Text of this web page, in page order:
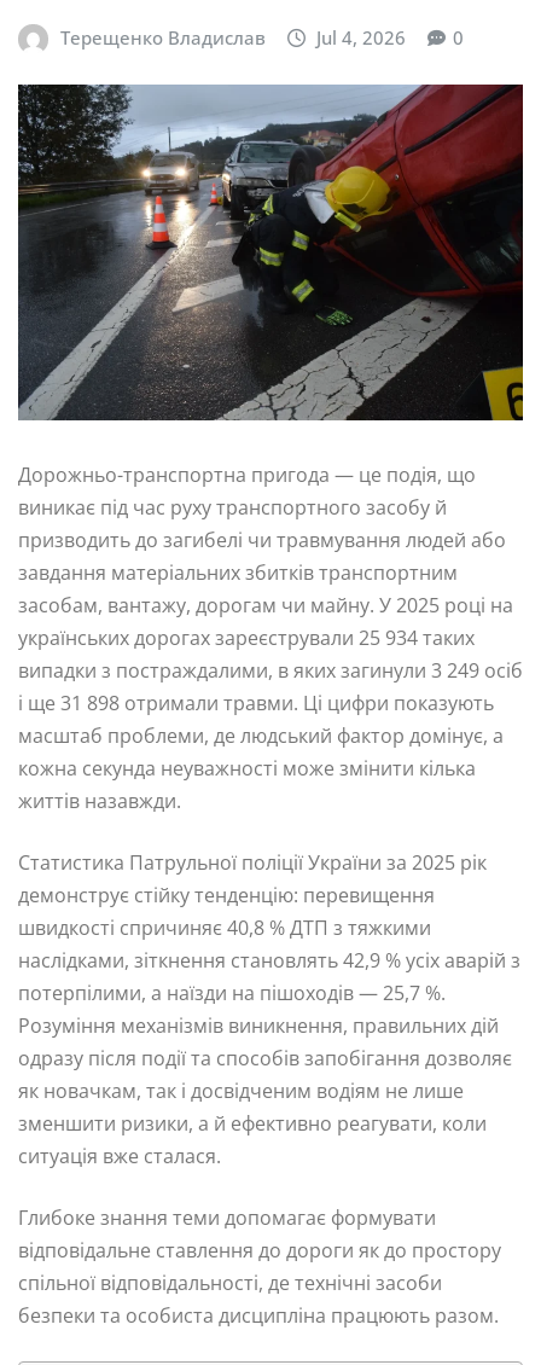
Терещенко Владислав Jul 4, 2026 0
Дорожньо-транспортна пригода — це подія, що
виникає під час руху транспортного засобу й
призводить до загибелі чи травмування людей або
завдання матеріальних збитків транспортним
засобам, вантажу, дорогам чи майну. У 2025 році на
українських дорогах зареєстрували 25 934 таких
випадки з постраждалими, в яких загинули 3 249 осіб
і ще 31 898 отримали травми. Ці цифри показують
масштаб проблеми, де людський фактор домінує, а
кожна секунда неуважності може змінити кілька
життів назавжди.
Статистика Патрульної поліції України за 2025 рік
демонструє стійку тенденцію: перевищення
швидкості спричиняє 40,8 % ДТП з тяжкими
наслідками, зіткнення становлять 42,9 % усіх аварій з
потерпілими, а наїзди на пішоходів — 25,7 %.
Розуміння механізмів виникнення, правильних дій
одразу після події та способів запобігання дозволяє
як новачкам, так і досвідченим водіям не лише
зменшити ризики, а й ефективно реагувати, коли
ситуація вже сталася.
Глибоке знання теми допомагає формувати
відповідальне ставлення до дороги як до простору
спільної відповідальності, де технічні засоби
безпеки та особиста дисципліна працюють разом.